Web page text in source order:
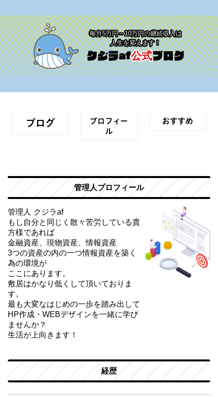
毎月5万円～10万円の継続収入は
人生を変えます！
クジラaf公式ブログ
ブログ
プロフィー
ル
おすすめ
管理人プロフィール
管理人 クジラaf
もし自分と同じく散々苦労している貴
方様であれば
金融資産、現物資産、情報資産
3つの資産の内の一つ情報資産を築く
為の環境が
ここにあります。
敷居はかなり低くして頂いておりま
す。
最も大変なはじめの一歩を踏み出して
HP作成・WEBデザインを一緒に学び
ませんか？
生活が上向きます！
経歴